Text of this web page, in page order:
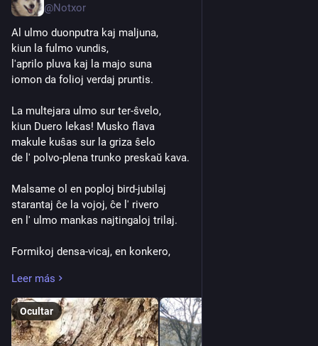
@Notxor
Al ulmo duonputra kaj maljuna,
kiun la fulmo vundis,
l'aprilo pluva kaj la majo suna
iomon da folioj verdaj pruntis.
La multejara ulmo sur ter-ŝvelo,
kiun Duero lekas! Musko flava
makule kuŝas sur la griza ŝelo
de l' polvo-plena trunko preskaŭ kava.
Malsame ol en poploj bird-jubilaj
starantaj ĉe la vojoj, ĉe l' rivero
en l' ulmo mankas najtingaloj trilaj.
Formikoj densa-vicaj, en konkero,
teksiĝas aranea ret-kombino.
Antaŭ ol vi, Duera ulmo, falos
hakil-atake, kaj el vi elfaros
Leer más
Ocultar